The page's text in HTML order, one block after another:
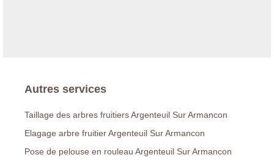
Autres services
Taillage des arbres fruitiers Argenteuil Sur Armancon
Elagage arbre fruitier Argenteuil Sur Armancon
Pose de pelouse en rouleau Argenteuil Sur Armancon